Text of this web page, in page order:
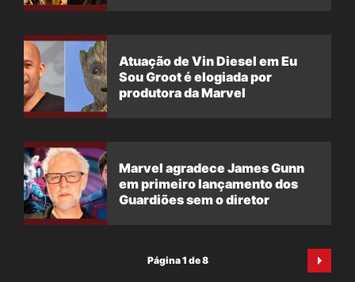
Atuação de Vin Diesel em Eu
Sou Groot é elogiada por
produtora da Marvel
Marvel agradece James Gunn
em primeiro lançamento dos
Guardiões sem o diretor
Página 1 de 8